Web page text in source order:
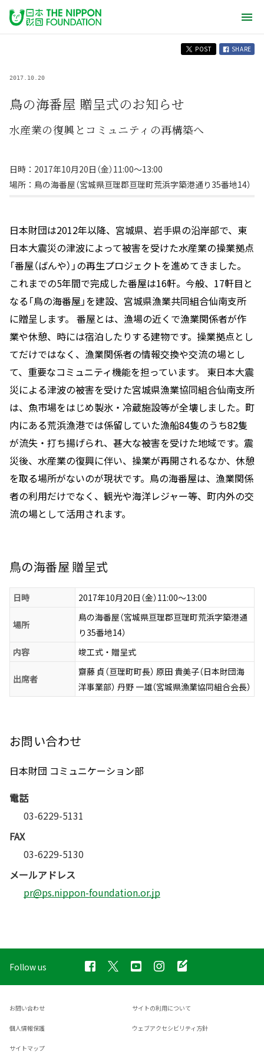
POST SHARE
2017.10.20
鳥の海番屋 贈呈式のお知らせ
水産業の復興とコミュニティの再構築へ
日時：2017年10月20日（金）11:00～13:00
場所：鳥の海番屋（宮城県亘理郡亘理町荒浜字築港通り35番地14）
日本財団は2012年以降、宮城県、岩手県の沿岸部で、東
日本大震災の津波によって被害を受けた水産業の操業拠点
「番屋（ばんや）」の再生プロジェクトを進めてきました。
これまでの5年間で完成した番屋は16軒。今般、17軒目と
なる「鳥の海番屋」を建設、宮城県漁業共同組合仙南支所
に贈呈します。 番屋とは、漁場の近くで漁業関係者が作
業や休憩、時には宿泊したりする建物です。操業拠点とし
てだけではなく、漁業関係者の情報交換や交流の場とし
て、重要なコミュニティ機能を担っています。 東日本大震
災による津波の被害を受けた宮城県漁業協同組合仙南支所
は、魚市場をはじめ製氷・冷蔵施設等が全壊しました。町
内にある荒浜漁港では係留していた漁船84隻のうち82隻
が流失・打ち揚げられ、甚大な被害を受けた地域です。震
災後、水産業の復興に伴い、操業が再開されるなか、休憩
を取る場所がないのが現状です。鳥の海番屋は、漁業関係
者の利用だけでなく、観光や海洋レジャー等、町内外の交
流の場として活用されます。
鳥の海番屋 贈呈式
日時 2017年10月20日（金）11:00～13:00
場所
鳥の海番屋（宮城県亘理郡亘理町荒浜字築港通
り35番地14）
内容
竣工式・贈呈式
出席者
齋藤 貞（亘理町町長） 原田 貴美子（日本財団海
洋事業部） 丹野 一雄（宮城県漁業協同組合会長）
お問い合わせ
日本財団 コミュニケーション部
電話
03-6229-5131
FAX
03-6229-5130
メールアドレス
pr@ps.nippon-foundation.or.jp
Follow us
お問い合わせ サイトの利用について
個人情報保護 ウェブアクセシビリティ方針
サイトマップ